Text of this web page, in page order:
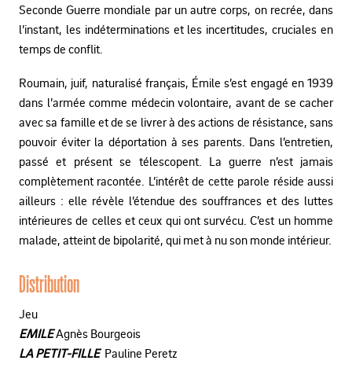
Seconde Guerre mondiale par un autre corps, on recrée, dans
l’instant, les indéterminations et les incertitudes, cruciales en
temps de conflit.
Roumain, juif, naturalisé français, Émile s’est engagé en 1939
dans l’armée comme médecin volontaire, avant de se cacher
avec sa famille et de se livrer à des actions de résistance, sans
pouvoir éviter la déportation à ses parents. Dans l’entretien,
passé et présent se télescopent. La guerre n’est jamais
complètement racontée. L’intérêt de cette parole réside aussi
ailleurs : elle révèle l’étendue des souffrances et des luttes
intérieures de celles et ceux qui ont survécu. C’est un homme
malade, atteint de bipolarité, qui met à nu son monde intérieur.
Distribution
Jeu
EMILEAgnès Bourgeois
LA PETIT-FILLE Pauline Peretz